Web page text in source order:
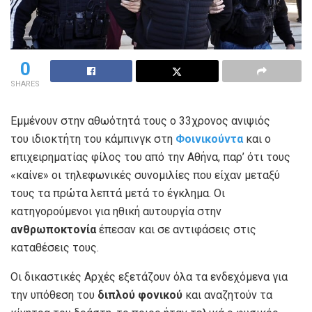
0
SHARES
Εμμένουν στην αθωότητά τους ο 33χρονος ανιψιός
του ιδιοκτήτη του κάμπινγκ στη Φοινικούντα και ο
επιχειρηματίας φίλος του από την Αθήνα, παρ’ ότι τους
«καίνε» οι τηλεφωνικές συνομιλίες που είχαν μεταξύ
τους τα πρώτα λεπτά μετά το έγκλημα. Οι
κατηγορούμενοι για ηθική αυτουργία στην
ανθρωποκτονία έπεσαν και σε αντιφάσεις στις
καταθέσεις τους.
Οι δικαστικές Αρχές εξετάζουν όλα τα ενδεχόμενα για
την υπόθεση του διπλού φονικού και αναζητούν τα